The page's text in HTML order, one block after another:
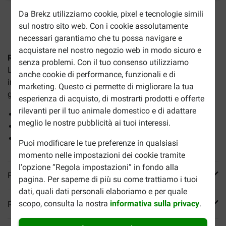
Da Brekz utilizziamo cookie, pixel e tecnologie simili
sul nostro sito web. Con i cookie assolutamente
necessari garantiamo che tu possa navigare e
acquistare nel nostro negozio web in modo sicuro e
senza problemi. Con il tuo consenso utilizziamo
anche cookie di performance, funzionali e di
marketing. Questo ci permette di migliorare la tua
esperienza di acquisto, di mostrarti prodotti e offerte
rilevanti per il tuo animale domestico e di adattare
meglio le nostre pubblicità ai tuoi interessi.
Puoi modificare le tue preferenze in qualsiasi
momento nelle impostazioni dei cookie tramite
l'opzione “Regola impostazioni” in fondo alla
pagina. Per saperne di più su come trattiamo i tuoi
dati, quali dati personali elaboriamo e per quale
scopo, consulta la nostra informativa sulla privacy.
2-5gg lavorativi stimati per la consegna salvo altre indicazioni
Royal Canin Light Weight Care cibo umidoè un alimento
Light in salsa. Aiuta il tuo gatto a ridurre l'aumento di peso
indesiderato. Una confezione contiene 12 buste da 85
grammi. I vantaggi:
Contenuto energetico ridotto
Aiuta a mantenere la massa muscolare
Con L-carnitina
Più informazioni
Reviews